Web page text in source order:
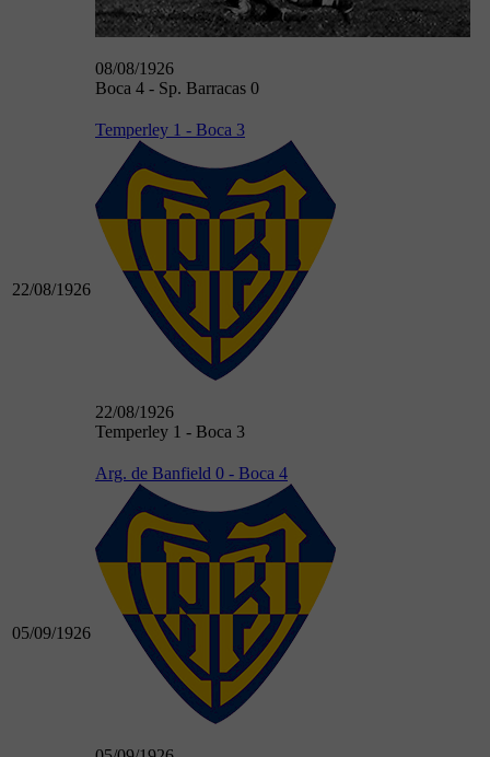
08/08/1926
Boca 4 - Sp. Barracas 0
22/08/1926
Temperley 1 - Boca 3
22/08/1926
Temperley 1 - Boca 3
05/09/1926
Arg. de Banfield 0 - Boca 4